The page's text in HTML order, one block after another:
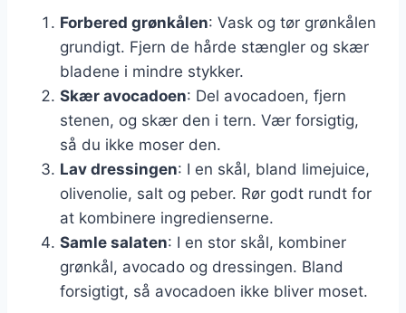
Forbered grønkålen: Vask og tør grønkålen
grundigt. Fjern de hårde stængler og skær
bladene i mindre stykker.
Skær avocadoen: Del avocadoen, fjern
stenen, og skær den i tern. Vær forsigtig,
så du ikke moser den.
Lav dressingen: I en skål, bland limejuice,
olivenolie, salt og peber. Rør godt rundt for
at kombinere ingredienserne.
Samle salaten: I en stor skål, kombiner
grønkål, avocado og dressingen. Bland
forsigtigt, så avocadoen ikke bliver moset.